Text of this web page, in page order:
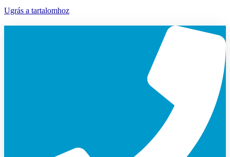
Ugrás a tartalomhoz